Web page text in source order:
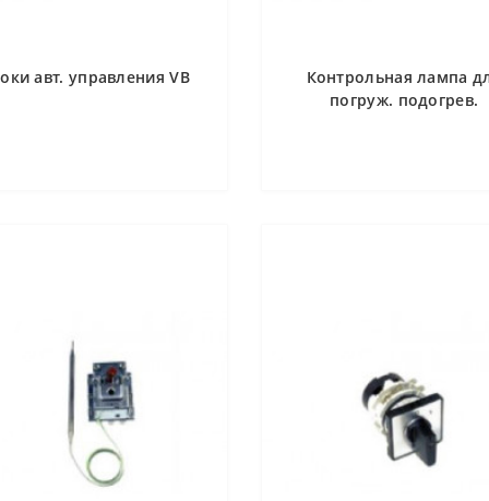
авт. управления VB
Контрольная лампа
погруж. подогрев.